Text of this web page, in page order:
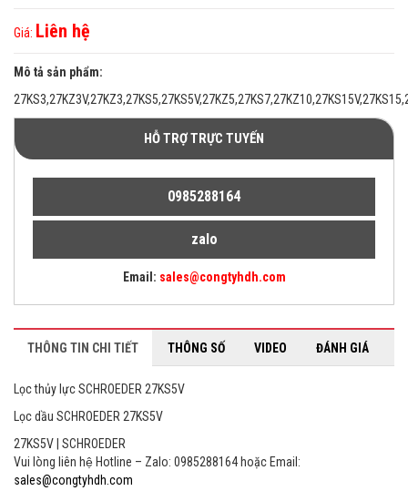
Giá: Liên hệ
Mô tả sản phẩm:
HỖ TRỢ TRỰC TUYẾN
0985288164
zalo
Email: sales@congtyhdh.com
THÔNG TIN CHI TIẾT THÔNG SỐ VIDEO ĐÁNH GIÁ
Lọc thủy lực SCHROEDER 27KS5V
Lọc dầu SCHROEDER 27KS5V
27KS5V | SCHROEDER
Vui lòng liên hệ Hotline – Zalo: 0985288164 hoặc Email:
sales@congtyhdh.com